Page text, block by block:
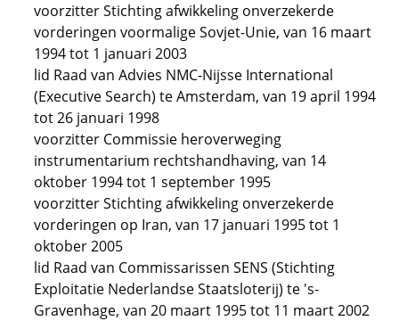
voorzitter Stichting afwikkeling onverzekerde
vorderingen voormalige Sovjet-Unie, van 16 maart
1994 tot 1 januari 2003
lid Raad van Advies NMC-Nijsse International
(Executive Search) te Amsterdam, van 19 april 1994
tot 26 januari 1998
voorzitter Commissie heroverweging
instrumentarium rechtshandhaving, van 14
oktober 1994 tot 1 september 1995
voorzitter Stichting afwikkeling onverzekerde
vorderingen op Iran, van 17 januari 1995 tot 1
oktober 2005
lid Raad van Commissarissen SENS (Stichting
Exploitatie Nederlandse Staatsloterij) te 's-
Gravenhage, van 20 maart 1995 tot 11 maart 2002